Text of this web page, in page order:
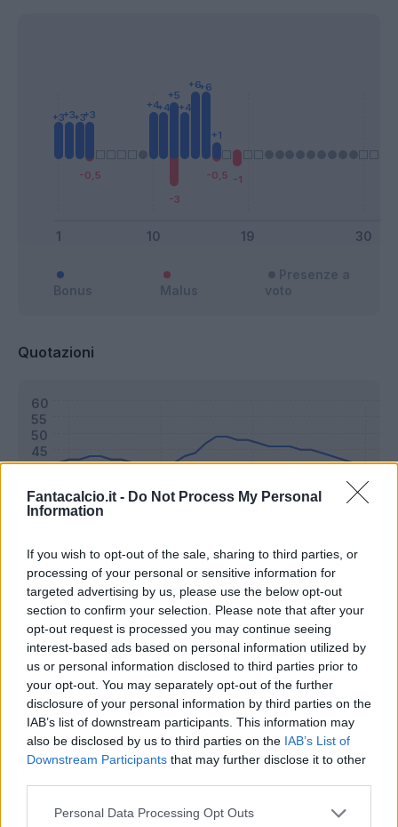
Fantacalcio.it - Do Not Process My Personal
Information
If you wish to opt-out of the sale, sharing to third parties, or
processing of your personal or sensitive information for
targeted advertising by us, please use the below opt-out
section to confirm your selection. Please note that after your
opt-out request is processed you may continue seeing
interest-based ads based on personal information utilized by
us or personal information disclosed to third parties prior to
your opt-out. You may separately opt-out of the further
disclosure of your personal information by third parties on the
IAB’s list of downstream participants. This information may
also be disclosed by us to third parties on the IAB’s List of
Downstream Participants that may further disclose it to other
Personal Data Processing Opt Outs
Bonus Malus
Presenze a
voto
Quotazioni
Classic Mantra
Riepilogo stagione
Titolare 22 - 78%
Squalificato 0 - 0